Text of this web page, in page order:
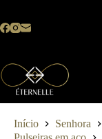
o
Início Senhora